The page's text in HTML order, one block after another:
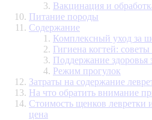
Вакцинация и
Питание породы
Содержание
Комплексный уход за
Гигиена когтей:
Поддержание здоровья
Режим прогулок
Затраты на содержание
На что обратить внимание
Стоимость щенков левретки
цена